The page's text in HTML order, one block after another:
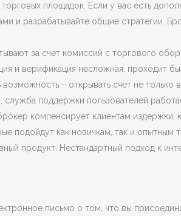
площадок. Если у вас есть
и разрабатывайте общие стратегии.
за счет комиссий с торгового
и верификация несложная, проходит
– открывать счет не только
поддержки пользователей
компенсирует клиентам
подойдут как новичкам, так и опытным
продукт. Нестандартный подход к
письмо о том, что вы